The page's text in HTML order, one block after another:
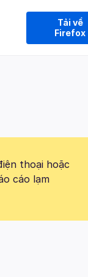
Tải về
Firefox
thoại hoặc
cáo lạm